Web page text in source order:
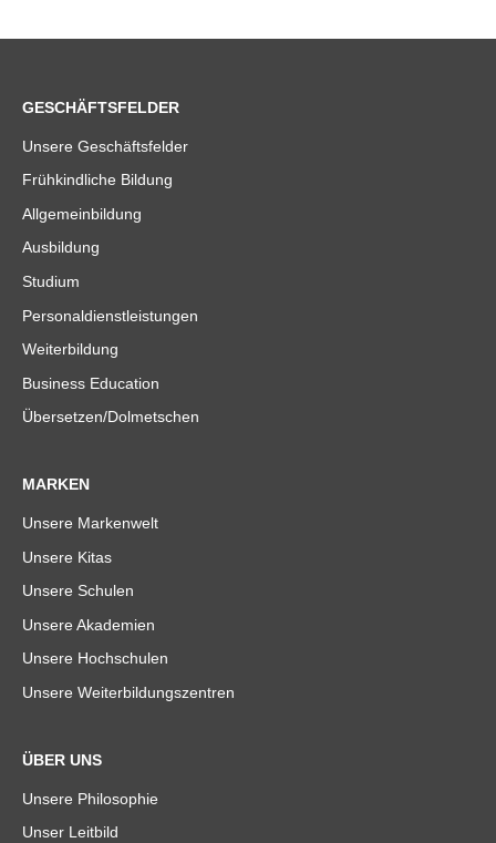
GESCHÄFTSFELDER
Unsere Geschäftsfelder
Frühkindliche Bildung
Allgemeinbildung
Ausbildung
Studium
Personaldienstleistungen
Weiterbildung
Business Education
Übersetzen/Dolmetschen
MARKEN
Unsere Markenwelt
Unsere Kitas
Unsere Schulen
Unsere Akademien
Unsere Hochschulen
Unsere Weiterbildungszentren
ÜBER UNS
Unsere Philosophie
Unser Leitbild